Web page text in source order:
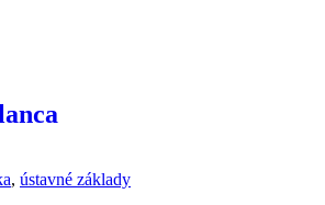
, ústavné základy